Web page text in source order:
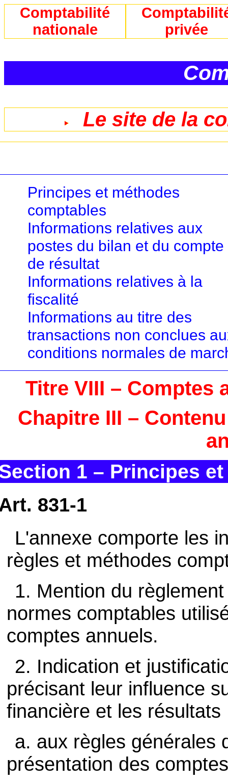
Comptabilité
nationale
privée
Le site de la
Principes et méthodes
comptables
Informations relatives aux
postes du bilan et du compte
de résultat
Informations relatives à la
fiscalité
Informations au titre des
transactions non conclues
conditions normales de
Titre VIII – Comptes
Chapitre III –
1 – Principes
831-1
L'annexe comporte les
règles et méthodes
1. Mention du
normes comptables
comptes annuels.
2. Indication et
précisant leur influence
financière et les résultats
a. aux règles générales
présentation des